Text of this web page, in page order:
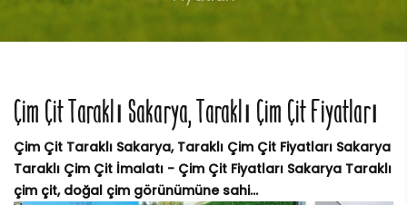
Çim Çit Taraklı Sakarya, Taraklı Çim Çit Fiyatları
Çim Çit Taraklı Sakarya, Taraklı Çim Çit Fiyatları Sakarya
Taraklı Çim Çit İmalatı - Çim Çit Fiyatları Sakarya Taraklı
çim çit, doğal çim görünümüne sahi...